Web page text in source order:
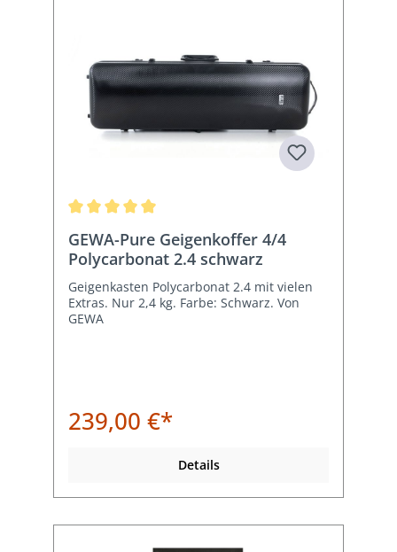
GEWA-Pure Geigenkoffer 4/4
Polycarbonat 2.4 schwarz
Geigenkasten Polycarbonat 2.4 mit vielen
Extras. Nur 2,4 kg. Farbe: Schwarz. Von
GEWA
239,00 €*
Details